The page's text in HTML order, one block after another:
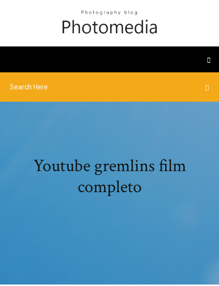
Youtube gremlins film
completo